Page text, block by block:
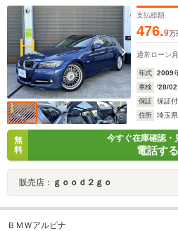
支払総額
476.9万
通常ローン
年式 2009
車検
'28/02
保証
保証付
住所
埼玉
無
料
今すぐ在庫確認・
電話する
販売店： ｇｏｏｄ２ｇｏ
ＢＭＷアルピナ